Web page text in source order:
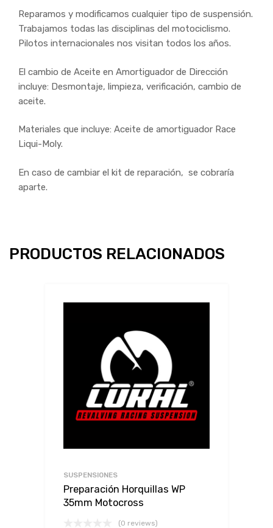
Reparamos y modificamos cualquier tipo de suspensión.
Trabajamos todas las disciplinas del motociclismo.
Pilotos internacionales nos visitan todos los años.
El cambio de Aceite en Amortiguador de Dirección
incluye: Desmontaje, limpieza, verificación, cambio de
aceite.
Materiales que incluye: Aceite de amortiguador Race
Liqui-Moly.
En caso de cambiar el kit de reparación, se cobraría
aparte.
PRODUCTOS RELACIONADOS
SUSPENSIONES
Preparación Horquillas WP
35mm Motocross
(0 reviews)